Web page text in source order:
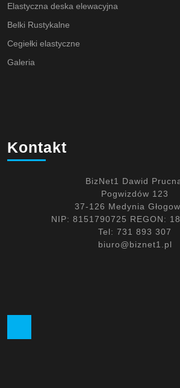
Elastyczna deska elewacyjna
Belki Rustykalne
Cegiełki elastyczne
Galeria
Kontakt
BizNet1 Dawid
Pogwizdów 123
37-126 Medynia
NIP: 8151790725 REGON:
Tel: 731 893 307
biuro@biznet1.pl